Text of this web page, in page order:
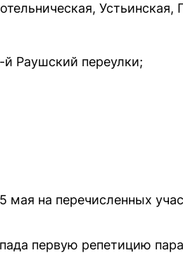
Раушский переулки;
на перечисленных
первую репетицию